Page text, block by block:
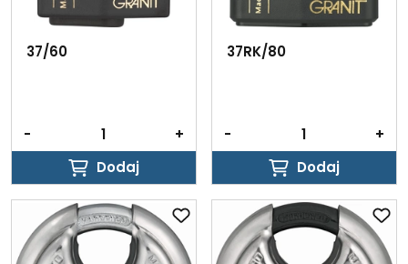
37/60
-
+
Dodaj
Dodaj
37RK/80
-
+
Dodaj
Dodaj